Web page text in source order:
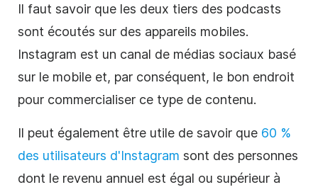
Il faut savoir que les deux tiers des podcasts
sont écoutés sur des appareils mobiles.
Instagram est un canal de médias sociaux basé
sur le mobile et, par conséquent, le bon endroit
pour commercialiser ce type de contenu.
Il peut également être utile de savoir que 60 %
des utilisateurs d'Instagram sont des personnes
dont le revenu annuel est égal ou supérieur à